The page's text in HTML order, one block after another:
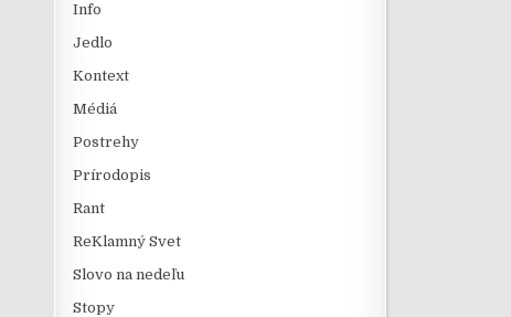
Info
Jedlo
Kontext
Médiá
Postrehy
Prírodopis
Rant
ReKlamný Svet
Slovo na nedeľu
Stopy